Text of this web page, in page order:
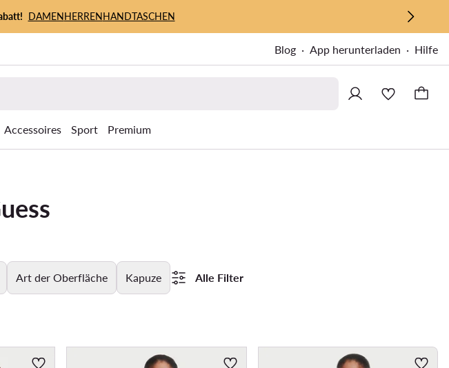
DAMENHERRENHANDTASCHEN
Blog App herunterladen Hilfe
Accessoires Sport Premium
Art der Oberfläche Kapuze Alle Filter